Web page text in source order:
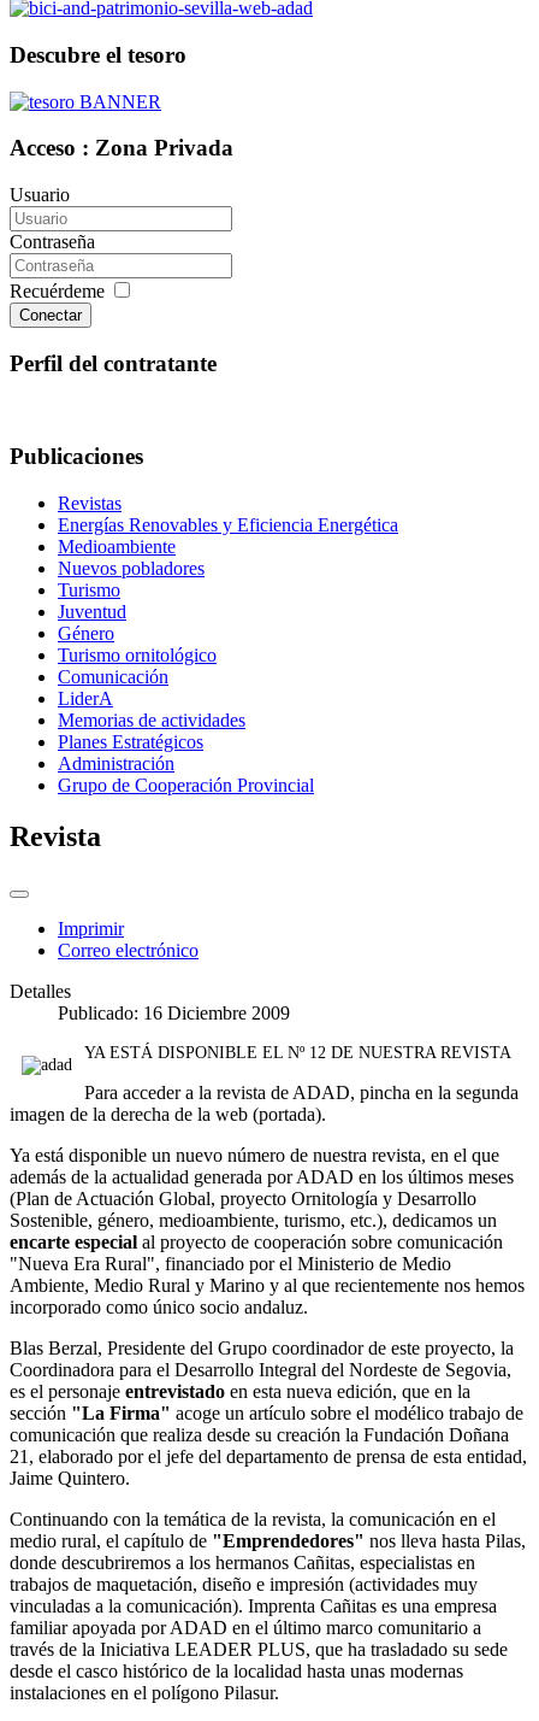
Descubre el tesoro
Acceso : Zona Privada
Usuario
Contraseña
Recuérdeme
Conectar
Perfil del contratante
Publicaciones
Revistas
Energías Renovables y Eficiencia Energética
Medioambiente
Nuevos pobladores
Turismo
Juventud
Género
Turismo ornitológico
Comunicación
LiderA
Memorias de actividades
Planes Estratégicos
Administración
Grupo de Cooperación Provincial
Revista
Imprimir
Correo electrónico
Detalles
Publicado: 16 Diciembre 2009
YA ESTÁ DISPONIBLE EL Nº 12 DE NUESTRA REVISTA
Para acceder a la revista de ADAD, pincha en la segunda
imagen de la derecha de la web (portada).
Ya está disponible un nuevo número de nuestra revista, en el que
además de la actualidad generada por ADAD en los últimos meses
(Plan de Actuación Global, proyecto Ornitología y Desarrollo
Sostenible, género, medioambiente, turismo, etc.), dedicamos un
encarte especial al proyecto de cooperación sobre comunicación
"Nueva Era Rural", financiado por el Ministerio de Medio
Ambiente, Medio Rural y Marino y al que recientemente nos hemos
incorporado como único socio andaluz.
Blas Berzal, Presidente del Grupo coordinador de este proyecto, la
Coordinadora para el Desarrollo Integral del Nordeste de Segovia,
es el personaje entrevistado en esta nueva edición, que en la
sección "La Firma" acoge un artículo sobre el modélico trabajo de
comunicación que realiza desde su creación la Fundación Doñana
21, elaborado por el jefe del departamento de prensa de esta entidad,
Jaime Quintero.
Continuando con la temática de la revista, la comunicación en el
medio rural, el capítulo de "Emprendedores" nos lleva hasta Pilas,
donde descubriremos a los hermanos Cañitas, especialistas en
trabajos de maquetación, diseño e impresión (actividades muy
vinculadas a la comunicación). Imprenta Cañitas es una empresa
familiar apoyada por ADAD en el último marco comunitario a
través de la Iniciativa LEADER PLUS, que ha trasladado su sede
desde el casco histórico de la localidad hasta unas modernas
instalaciones en el polígono Pilasur.